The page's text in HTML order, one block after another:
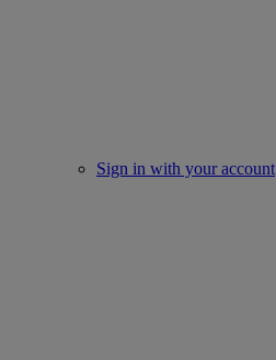
Sign in with your account